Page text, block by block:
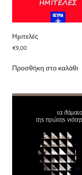
Ημιτελές
€9,00
Προσθήκη στο καλάθι